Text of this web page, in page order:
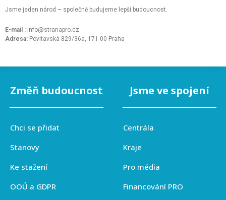
Jsme jeden národ – společně budujeme lepší budoucnost.
E-mail : info@stranapro.cz
Adresa: Povltavská 829/36a, 171 00 Praha
Změň budoucnost
Chci se přidat
Stanovy
Ke stažení
OOÚ a GDPR
Jsme ve spojení
Centrála
Kraje
Pro média
Financování PRO